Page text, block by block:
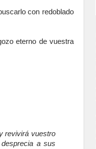
con redoblado
eterno de vuestra
revivirá vuestro
a sus